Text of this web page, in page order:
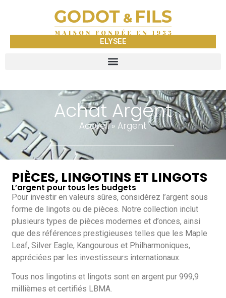
ELYSEE
Achat Argent
Accueil» Argent
PIÈCES, LINGOTINS ET LINGOTS
L’argent pour tous les budgets
Pour investir en valeurs sûres, considérez l’argent sous
forme de lingots ou de pièces. Notre collection inclut
plusieurs types de pièces modernes et d’onces, ainsi
que des références prestigieuses telles que les Maple
Leaf, Silver Eagle, Kangourous et Philharmoniques,
appréciées par les investisseurs internationaux.
Tous nos lingotins et lingots sont en argent pur 999,9
millièmes et certifiés LBMA.